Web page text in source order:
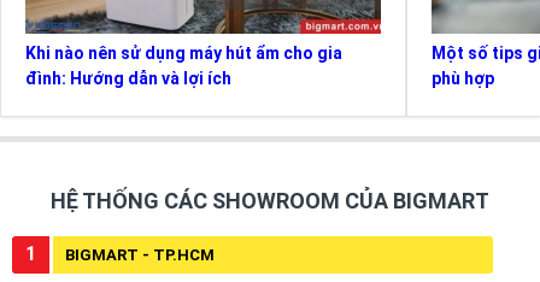
Khi nào nên sử dụng máy hút ẩm cho gia
đình: Hướng dẫn và lợi ích
Một số tips
phù hợp
HỆ THỐNG CÁC SHOWROOM CỦA BIGMART
1 BIGMART - TP.HCM